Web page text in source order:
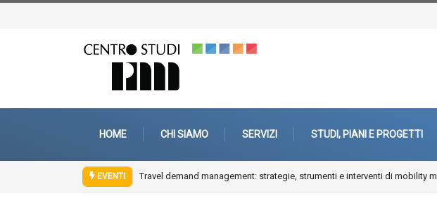
HOME CHI SIAMO SERVIZI STUDI, PIANI E PROGETTI
EVENTI
di mobility management aziendaleFuori città. Architetture, paesaggi, periferie